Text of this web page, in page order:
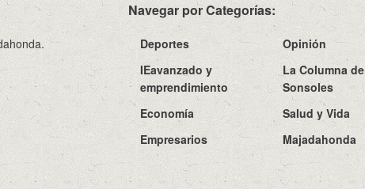
Navegar por Categorías:
Deportes
Opinión
IEavanzado y
emprendimiento
La Columna de
Sonsoles
Economía
Salud y Vida
Empresarios
Majadahonda